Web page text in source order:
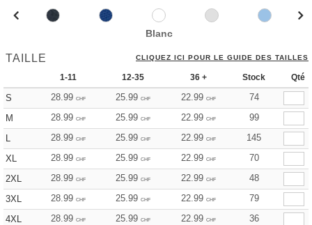
Blanc
TAILLE CLIQUEZ ICI POUR LE GUIDE DES TAILLES
1-11 12-35 36 + Stock Qté
S 28.99 CHF 25.99 CHF 22.99 CHF
74
M
28.99 CHF 25.99 CHF 22.99 CHF
99
L
28.99 CHF 25.99 CHF 22.99 CHF
145
XL
28.99 CHF 25.99 CHF 22.99 CHF
70
2XL
28.99 CHF 25.99 CHF 22.99 CHF
48
3XL
28.99 CHF 25.99 CHF 22.99 CHF
79
4XL
28.99 CHF 25.99 CHF 22.99 CHF
36